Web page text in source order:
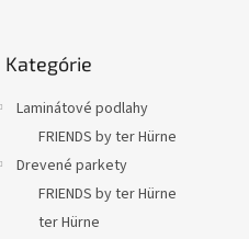
kategórie
Kategórie
Laminátové podlahy
FRIENDS by ter Hürne
Drevené parkety
FRIENDS by ter Hürne
ter Hürne